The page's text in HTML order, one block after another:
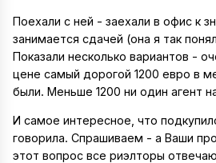
Поехали с ней - заехали в офис к
занимается сдачей (она я так
Показали несколько вариантов -
цене самый дорогой 1200 евро в
были. Меньше 1200 ни один агент
И самое интересное, что
говорила. Спрашиваем - а Ваши
этот вопрос все риэлторы